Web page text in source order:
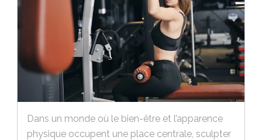
Dans un monde où le bien-être et l’apparence
physique occupent une place centrale, sculpter